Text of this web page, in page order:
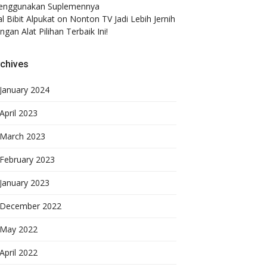
Suplemennya
Bibit Alpukat on Nonton TV Jadi Lebih Jernih
Alat Pilihan Terbaik Ini!
January 2024
April 2023
March 2023
February 2023
January 2023
December 2022
May 2022
April 2022